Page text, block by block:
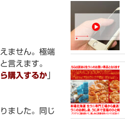
ません。極端
言えます。
購入するか
ました。同じ